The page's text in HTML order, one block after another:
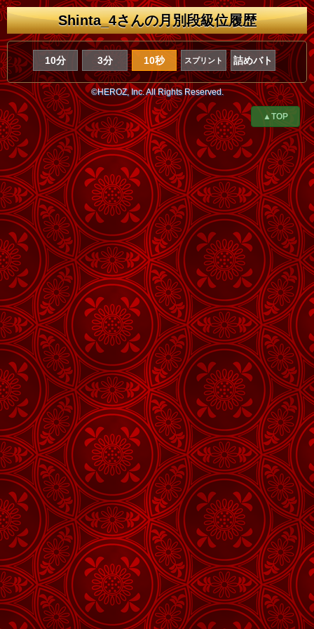
Shinta_4さんの月別段級位履歴
10分 3分 10秒 スプリント 詰めバト
©HEROZ, Inc. All Rights Reserved.
▲TOP